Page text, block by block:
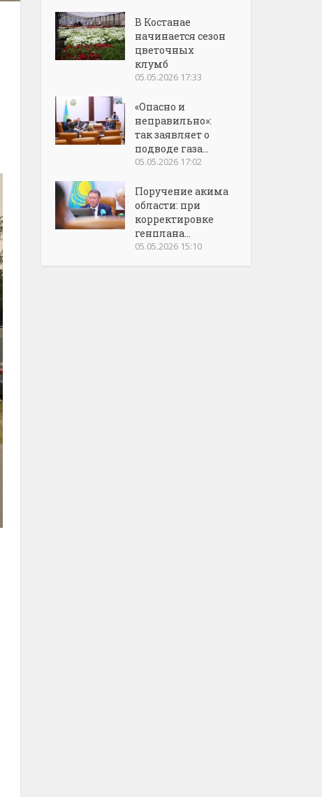
В Костанае
начинается сезон
цветочных
клумб
05.05.2026 17:33
«Опасно и
неправильно»:
так заявляет о
подводе газа...
05.05.2026 17:02
Поручение акима
области: при
корректировке
генплана...
05.05.2026 15:10